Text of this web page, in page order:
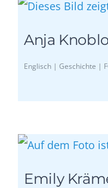
Anja
Englisch | Geschichte |
Emily